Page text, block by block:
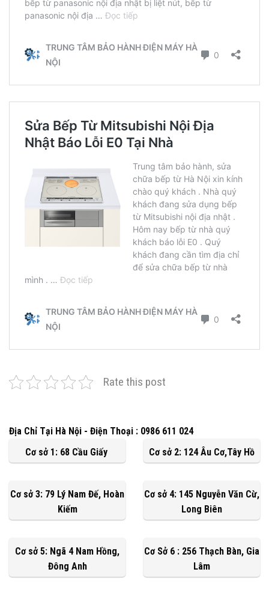
Rate this post
Địa Chỉ Tại Hà Nội - Điện Thoại : 0986 611 024
Cơ sở 1: 68 Cầu Giấy
Cơ sở 2: 124 Âu Cơ,Tây Hồ
Cơ sở 3: 79 Lý Nam Đế, Hoàn
Kiếm
Cơ sở 4: 145 Nguyễn Văn Cừ,
Long Biên
Cơ sở 5: Ngã 4 Nam Hồng,
Đông Anh
Cơ Sở 6 : 256 Thạch Bàn, Gia
Lâm